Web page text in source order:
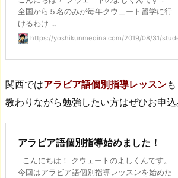
全国から５名のみが毎年クウェート留学に行
けるわけ ...
https://yoshikunmedina.com/2019/08/31/
関西ではアラビア語個別指導レッスン
教わりながら勉強したい方はぜひお申込
アラビア語個別指導始めました！
こんにちは！ クウェートのよしくんです。
今回はアラビア語個別指導レッスンを始めた